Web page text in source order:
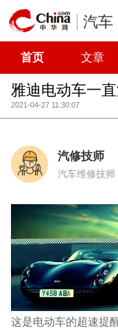
汽车
首页 文章
雅迪电动车一
2021-04-27 11:30:07
汽修技师
汽车维修技师
这是电动车的超速提